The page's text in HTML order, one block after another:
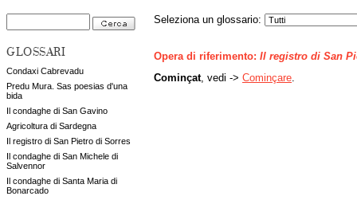
GLOSSARI
Condaxi Cabrevadu
Predu Mura. Sas poesias d'una
bida
Il condaghe di San Gavino
Agricoltura di Sardegna
Il registro di San Pietro di Sorres
Il condaghe di San Michele di
Salvennor
Il condaghe di Santa Maria di
Bonarcado
Seleziona un glossario:
Opera di riferimento: Il registro di San
Cominçat, vedi -> Cominçare